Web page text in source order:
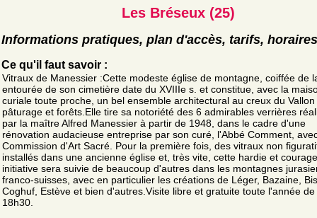
Les Bréseux (25)
Informations pratiques, plan d'accès, tarifs, horaires
Ce qu'il faut savoir :
Vitraux de Manessier :Cette modeste église de montagne, coiffée de
entourée de son cimetière date du XVIIIe s. et constitue, avec la
curiale toute proche, un bel ensemble architectural au creux du
pâturage et forêts.Elle tire sa notoriété des 6 admirables verrières
par la maître Alfred Manessier à partir de 1948, dans le cadre d'une
rénovation audacieuse entreprise par son curé, l'Abbé Comment,
Commission d'Art Sacré. Pour la première fois, des vitraux non
installés dans une ancienne église et, très vite, cette hardie et
initiative sera suivie de beaucoup d'autres dans les montagnes
franco-suisses, avec en particulier les créations de Léger, Bazaine,
Coghuf, Estève et bien d'autres.Visite libre et gratuite toute l'année
18h30.